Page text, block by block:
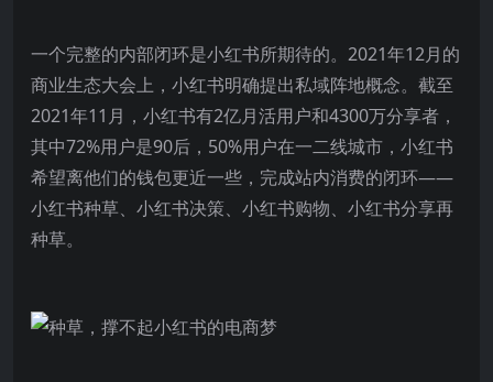
一个完整的内部闭环是小红书所期待的。2021年12月的
商业生态大会上，小红书明确提出私域阵地概念。截至
2021年11月，小红书有2亿月活用户和4300万分享者，
其中72%用户是90后，50%用户在一二线城市，小红书
希望离他们的钱包更近一些，完成站内消费的闭环——
小红书种草、小红书决策、小红书购物、小红书分享再
种草。